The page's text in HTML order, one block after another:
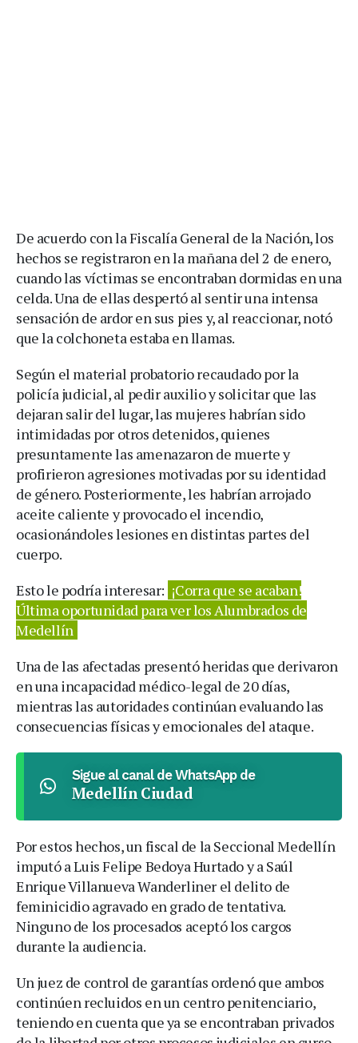
De acuerdo con la Fiscalía General de la Nación, los
hechos se registraron en la mañana del 2 de enero,
cuando las víctimas se encontraban dormidas en una
celda. Una de ellas despertó al sentir una intensa
sensación de ardor en sus pies y, al reaccionar, notó
que la colchoneta estaba en llamas.
Según el material probatorio recaudado por la
policía judicial, al pedir auxilio y solicitar que las
dejaran salir del lugar, las mujeres habrían sido
intimidadas por otros detenidos, quienes
presuntamente las amenazaron de muerte y
profirieron agresiones motivadas por su identidad
de género. Posteriormente, les habrían arrojado
aceite caliente y provocado el incendio,
ocasionándoles lesiones en distintas partes del
cuerpo.
Esto le podría interesar: ¡Corra que se acaban!
Última oportunidad para ver los Alumbrados de
Medellín
Una de las afectadas presentó heridas que derivaron
en una incapacidad médico-legal de 20 días,
mientras las autoridades continúan evaluando las
consecuencias físicas y emocionales del ataque.
Sigue al canal de WhatsApp de
Medellín Ciudad
Por estos hechos, un fiscal de la Seccional Medellín
imputó a Luis Felipe Bedoya Hurtado y a Saúl
Enrique Villanueva Wanderliner el delito de
feminicidio agravado en grado de tentativa.
Ninguno de los procesados aceptó los cargos
durante la audiencia.
Un juez de control de garantías ordenó que ambos
continúen recluidos en un centro penitenciario,
teniendo en cuenta que ya se encontraban privados